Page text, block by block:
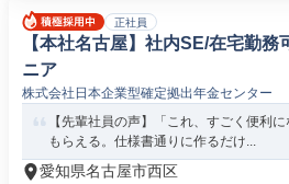
正社員
【本社名古屋】社内SE/在宅勤
ニア
株式会社日本企業型確定拠出年金センター
【先輩社員の声】「これ、すごく便利
もらえる。仕様書通りに作るだけ...
愛知県名古屋市西区